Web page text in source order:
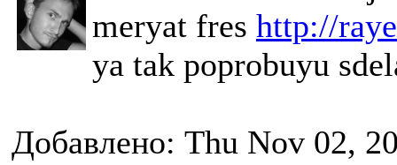
meryat fres http://
ya tak poprobuyu
Добавлено: Thu Nov 02,